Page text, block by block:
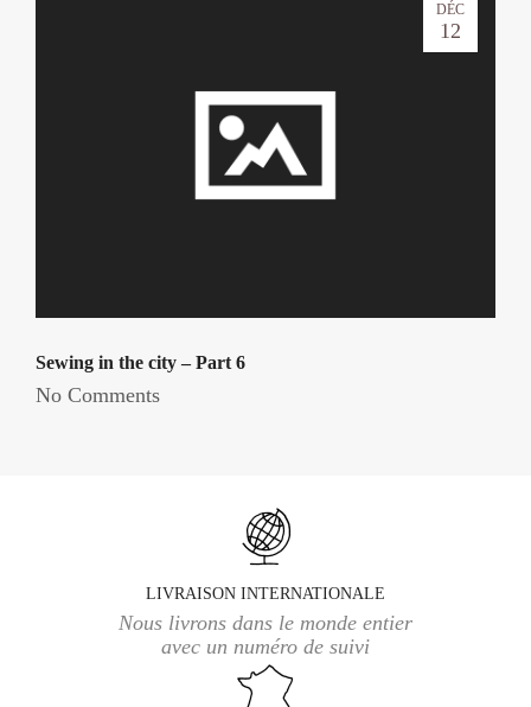
DÉC
12
Sewing in the city – Part 6
No Comments
LIVRAISON INTERNATIONALE
Nous livrons dans le monde entier
avec un numéro de suivi